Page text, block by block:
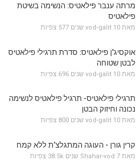
מרתה ענבר פילאטיס: הנשימה בשיטת
פילאטיס
מאת vod-galit 10 שנים 577 צפיות
אוקסיג'ן פילאטיס: סדרת תרגילי פילאטיס
לבטן שטוחה
מאת vod-galit 10 שנים 696 צפיות
תרגילי פילאטיס- תרגיל פילאטיס לנשימה
נכונה וחיזוק הבטן
מאת vod-galit 10 שנים 800 צפיות
קרין גורן - העוגה המתגלצ’ת ללא קמח
מאת Shahar-vod 7 שנים 38.5k צפיות